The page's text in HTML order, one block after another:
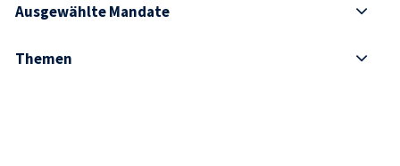
Ausgewählte Mandate
Themen